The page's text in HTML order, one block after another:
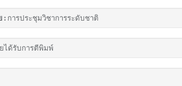
: การประชุมวิชาการระดับชาติ
ได้รับการตีพิมพ์